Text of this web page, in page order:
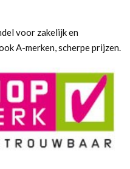
voor zakelijk en
A-merken, scherpe prijzen.